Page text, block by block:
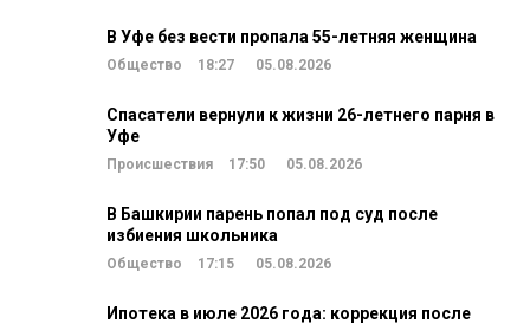
В Уфе без вести пропала 55-летняя женщина
Общество 18:27 05.08.2026
Спасатели вернули к жизни 26-летнего парня в
Уфе
Происшествия 17:50 05.08.2026
В Башкирии парень попал под суд после
избиения школьника
Общество 17:15 05.08.2026
Ипотека в июле 2026 года: коррекция после